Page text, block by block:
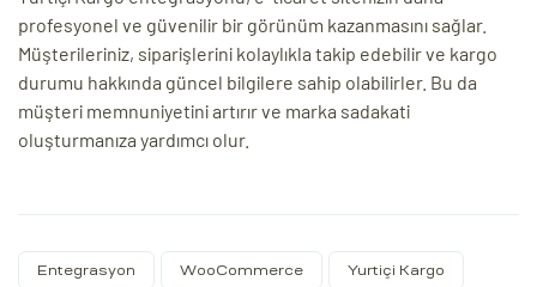
profesyonel ve güvenilir bir görünüm kazanmasını sağlar.
Müşterileriniz, siparişlerini kolaylıkla takip edebilir ve kargo
durumu hakkında güncel bilgilere sahip olabilirler. Bu da
müşteri memnuniyetini artırır ve marka sadakati
oluşturmanıza yardımcı olur.
Entegrasyon WooCommerce Yurtiçi Kargo